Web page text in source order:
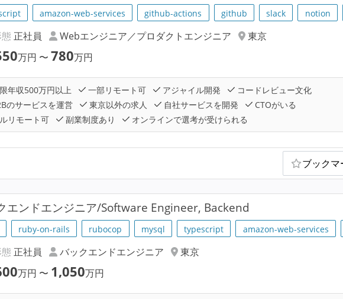
amazon-web-services github-actions github slack notion
正社員 Webエンジニア／プロダクトエンジニア
東京
万円 〜780万円
年収500万円以上 一部リモート可 アジャイル開発
コードレビュー文化
のサービスを運営
東京以外の求人 自社サービスを開発
CTOがいる
リモート可
副業制度あり オンラインで選考が受けられる
ブックマ
エンドエンジニア/Software Engineer, Backend
ruby-on-rails rubocop mysql typescript amazon-web-services
正社員 バックエンドエンジニア
東京
万円 〜 1,050万円